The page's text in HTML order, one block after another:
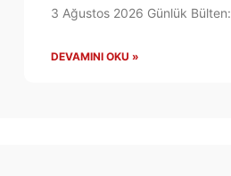
3 Ağustos 2026 Günlük Bülten:
DEVAMINI OKU »